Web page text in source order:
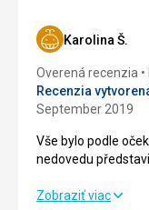
Ubytovanie
Okolie
Cena
Karolina Š.
Overená recenzia
Recenzia
September 2019
Vše bylo podle
nedovedu
Vše bylo podle
Zobraziť viac